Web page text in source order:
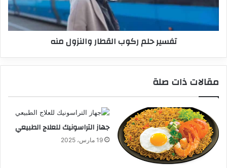
تفسير حلم ركوب القطار والنزول منه
مقالات ذات صلة
جهاز التراسونيك للعلاج الطبيعي
19 مارس، 2025